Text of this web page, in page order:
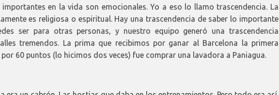
en la vida son emocionales. Yo a eso lo llamo trascendencia. La
es religiosa o espiritual. Hay una trascendencia de saber lo importante
ser para otras personas, y nuestro equipo generó una trascendencia
tremendos. La prima que recibimos por ganar al Barcelona la primera
60 puntos (lo hicimos dos veces) fue comprar una lavadora a Paniagua.